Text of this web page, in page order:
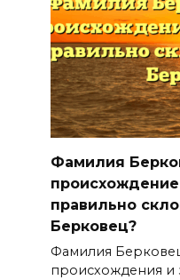
Фамилия
правильно
Берковец?
Фамилия
происхождения и